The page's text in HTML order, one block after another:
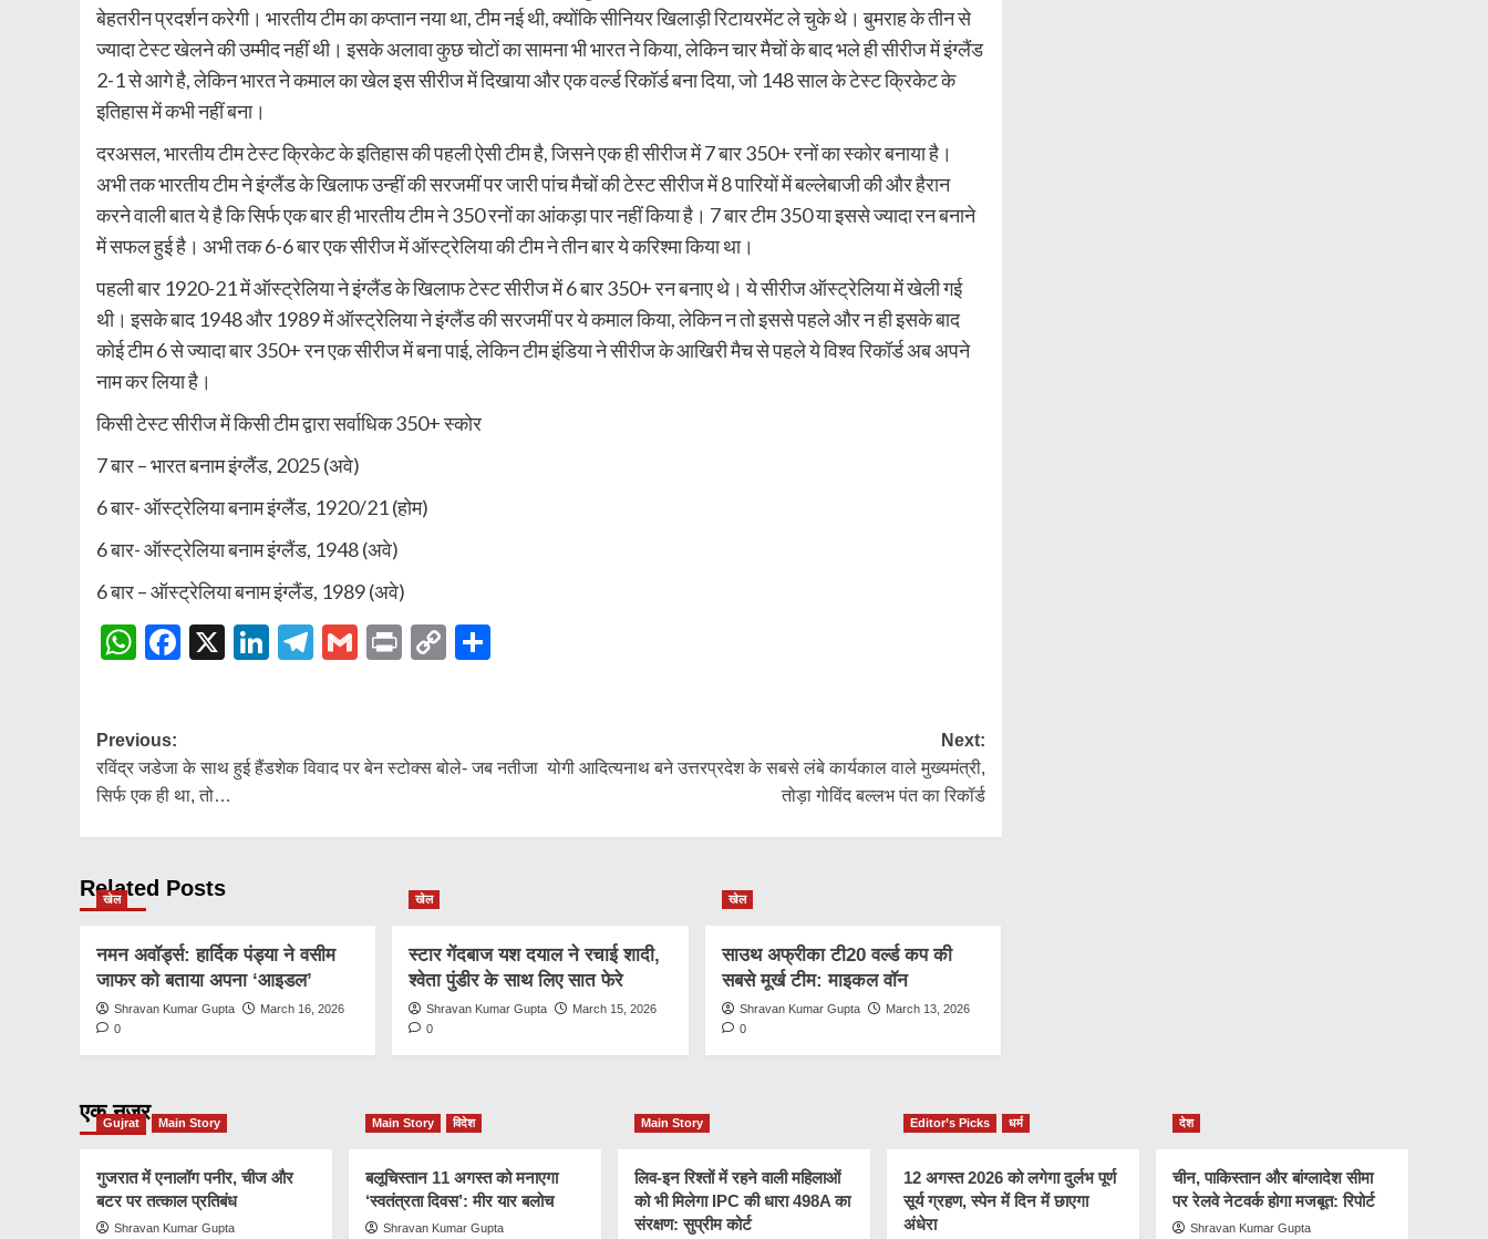
बेहतरीन प्रदर्शन करेगी। भारतीय टीम का कप्तान नया था, टीम नई थी, क्योंकि सीनियर खिलाड़ी रिटायरमेंट ले चुके थे। बुमराह के तीन से
ज्यादा टेस्ट खेलने की उम्मीद नहीं थी। इसके अलावा कुछ चोटों का सामना भी भारत ने किया, लेकिन चार मैचों के बाद भले ही सीरीज में इंग्लैंड
2-1 से आगे है, लेकिन भारत ने कमाल का खेल इस सीरीज में दिखाया और एक वर्ल्ड रिकॉर्ड बना दिया, जो 148 साल के टेस्ट क्रिकेट के
इतिहास में कभी नहीं बना।
दरअसल, भारतीय टीम टेस्ट क्रिकेट के इतिहास की पहली ऐसी टीम है, जिसने एक ही सीरीज में 7 बार 350+ रनों का स्कोर बनाया है।
अभी तक भारतीय टीम ने इंग्लैंड के खिलाफ उन्हीं की सरजमीं पर जारी पांच मैचों की टेस्ट सीरीज में 8 पारियों में बल्लेबाजी की और हैरान
करने वाली बात ये है कि सिर्फ एक बार ही भारतीय टीम ने 350 रनों का आंकड़ा पार नहीं किया है। 7 बार टीम 350 या इससे ज्यादा रन बनाने
में सफल हुई है। अभी तक 6-6 बार एक सीरीज में ऑस्ट्रेलिया की टीम ने तीन बार ये करिश्मा किया था।
पहली बार 1920-21 में ऑस्ट्रेलिया ने इंग्लैंड के खिलाफ टेस्ट सीरीज में 6 बार 350+ रन बनाए थे। ये सीरीज ऑस्ट्रेलिया में खेली गई
थी। इसके बाद 1948 और 1989 में ऑस्ट्रेलिया ने इंग्लैंड की सरजमीं पर ये कमाल किया, लेकिन न तो इससे पहले और न ही इसके बाद
कोई टीम 6 से ज्यादा बार 350+ रन एक सीरीज में बना पाई, लेकिन टीम इंडिया ने सीरीज के आखिरी मैच से पहले ये विश्व रिकॉर्ड अब अपने
नाम कर लिया है।
किसी टेस्ट सीरीज में किसी टीम द्वारा सर्वाधिक 350+ स्कोर
7 बार – भारत बनाम इंग्लैंड, 2025 (अवे)
6 बार- ऑस्ट्रेलिया बनाम इंग्लैंड, 1920/21 (होम)
6 बार- ऑस्ट्रेलिया बनाम इंग्लैंड, 1948 (अवे)
6 बार – ऑस्ट्रेलिया बनाम इंग्लैंड, 1989 (अवे)
WhatsApp
Facebook
X LinkedIn
Telegram
GmailPrintCopy
Post
navigation
Previous:
रविंद्र जडेजा के साथ हुई हैंडशेक विवाद पर बेन स्टोक्स बोले- जब नतीजा
सिर्फ एक ही था, तो…
Next:
योगी आदित्यनाथ बने उत्तरप्रदेश के सबसे लंबे कार्यकाल वाले मुख्यमंत्री,
तोड़ा गोविंद बल्लभ पंत का रिकॉर्ड
Related Posts
खेल
नमन अवॉर्ड्स: हार्दिक पंड्या ने वसीम
जाफर को बताया अपना ‘आइडल’
Shravan Kumar Gupta
March 16, 2026
0
खेल
स्टार गेंदबाज यश दयाल ने रचाई शादी,
श्वेता पुंडीर के साथ लिए सात फेरे
Shravan Kumar Gupta
March 15, 2026
0
खेल
साउथ अफ्रीका टी20 वर्ल्ड कप की
सबसे मूर्ख टीम: माइकल वॉन
Shravan Kumar Gupta
March 13, 2026
0
एक नज़र
Gujrat Main Story
गुजरात में एनालॉग पनीर, चीज और
बटर पर तत्काल प्रतिबंध
Shravan Kumar Gupta
Main Story विदेश
बलूचिस्तान 11 अगस्त को मनाएगा
‘स्वतंत्रता दिवस’: मीर यार बलोच
Shravan Kumar Gupta
Main Story
लिव-इन रिश्तों में रहने वाली महिलाओं
को भी मिलेगा IPC की धारा 498A का
संरक्षण: सुप्रीम कोर्ट
Editor’s Picks धर्म
12 अगस्त 2026 को लगेगा दुर्लभ पूर्ण
सूर्य ग्रहण, स्पेन में दिन में छाएगा
अंधेरा
देश
चीन, पाकिस्तान और बांग्लादेश सीमा
पर रेलवे नेटवर्क होगा मजबूत: रिपोर्ट
Shravan Kumar Gupta